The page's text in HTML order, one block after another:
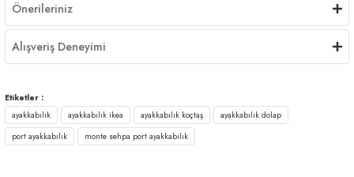
Önerileriniz
Alışveriş Deneyimi
Etiketler :
ayakkabılık
ayakkabılık ikea ayakkabılık koçtaş
ayakkabılık dolap
port ayakkabılık
monte sehpa port ayakkabılık